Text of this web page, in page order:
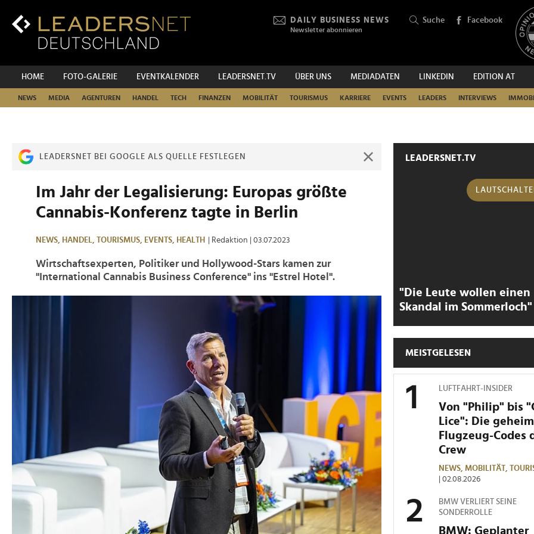
Inhalt
DAILY BUSINESS NEWS
Newsletter abonnieren
Suche Facebook
HOME FOTO-GALERIE EVENTKALENDER LEADERSNET.TV ÜBER UNS MEDIADATEN LINKEDIN EDITION AT
NEWS MEDIA AGENTUREN HANDEL TECH FINANZEN MOBILITÄT TOURISMUS KARRIERE EVENTS LEADERS INTERVIEWS
SUCHEN
LEADERSNET BEI GOOGLE ALS QUELLE FESTLEGEN
Im Jahr der Legalisierung: Europas größte
Cannabis-Konferenz tagte in Berlin
NEWS, HANDEL, TOURISMUS, EVENTS, HEALTH | Redaktion | 03.07.2023
Wirtschaftsexperten, Politiker und Hollywood-Stars kamen zur
"International Cannabis Business Conference" ins "Estrel Hotel".
LEADERSNET.TV
"Die Leute wollen einen
Skandal im Sommerloch"
MEISTGELESEN
LUFTFAHRT-INSIDER
Von "Philip" bis
Lice": Die
Flugzeug-Codes
Crew
NEWS, MOBILITÄT,
| 02.08.2026
BMW VERLIERT SEINE
SONDERROLLE
BMW: Geplanter